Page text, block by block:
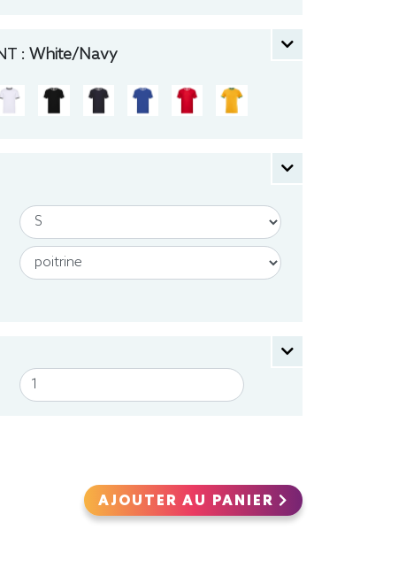
: White/Navy
AJOUTER AU PANIER